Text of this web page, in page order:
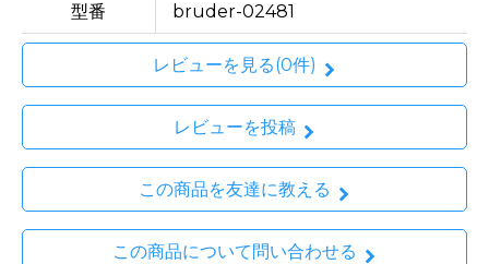
型番 bruder-02481
レビューを見る(0件)
レビューを投稿
この商品を友達に教える
この商品について問い合わせる